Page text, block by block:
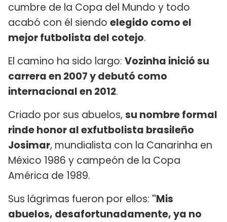
cumbre de la Copa del Mundo y todo
acabó con él siendo elegido como el
mejor futbolista del cotejo.
El camino ha sido largo: Vozinha inició su
carrera en 2007 y debutó como
internacional en 2012.
Criado por sus abuelos, su nombre formal
rinde honor al exfutbolista brasileño
Josimar, mundialista con la Canarinha en
México 1986 y campeón de la Copa
América de 1989.
Sus lágrimas fueron por ellos: "Mis
abuelos, desafortunadamente, ya no